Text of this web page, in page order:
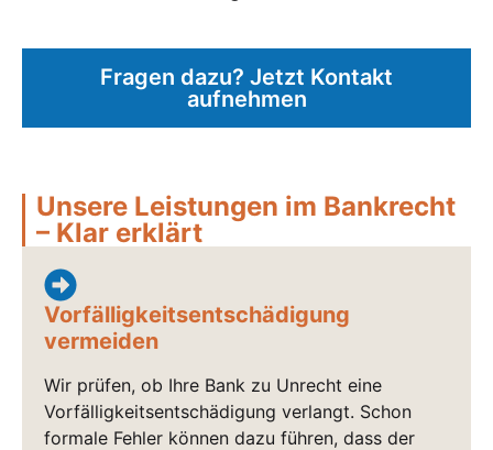
Fragen dazu? Jetzt Kontakt
aufnehmen
Unsere Leistungen im Bankrecht
– Klar erklärt
Vorfälligkeitsentschädigung
vermeiden
Wir prüfen, ob Ihre Bank zu Unrecht eine
Vorfälligkeitsentschädigung verlangt. Schon
formale Fehler können dazu führen, dass der